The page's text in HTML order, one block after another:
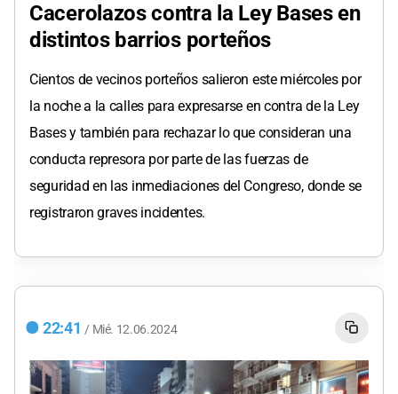
Cacerolazos contra la Ley Bases en
distintos barrios porteños
Cientos de vecinos porteños salieron este miércoles por
la noche a la calles para expresarse en contra de la Ley
Bases y también para rechazar lo que consideran una
conducta represora por parte de las fuerzas de
seguridad en las inmediaciones del Congreso, donde se
registraron graves incidentes.
22:41 / Mié. 12.06.2024